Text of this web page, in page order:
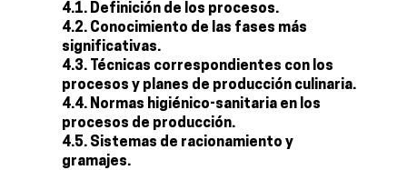
4.1. Definición de los procesos.
4.2. Conocimiento de las fases más
significativas.
4.3. Técnicas correspondientes con los
procesos y planes de producción culinaria.
4.4. Normas higiénico-sanitaria en los
procesos de producción.
4.5. Sistemas de racionamiento y
gramajes.